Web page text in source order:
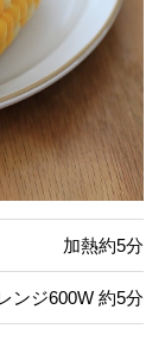
加熱約5分
ンジ600W 約5分